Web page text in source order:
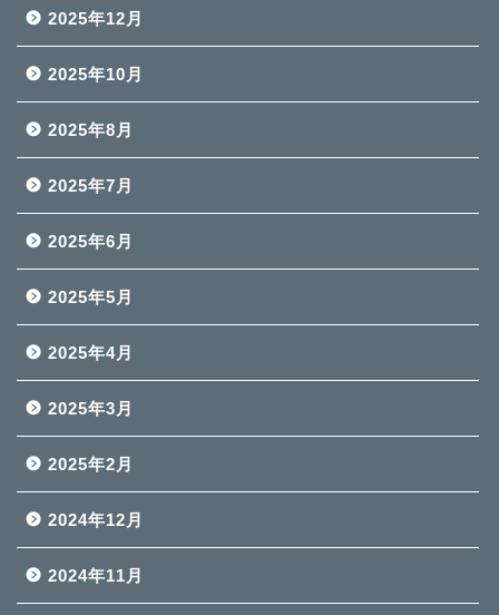
2025年12月
2025年10月
2025年8月
2025年7月
2025年6月
2025年5月
2025年4月
2025年3月
2025年2月
2024年12月
2024年11月